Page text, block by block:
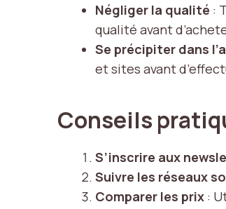
Négliger la qualité :
qualité avant
Se précipiter dans
et sites avant
Conseils
S’inscrire aux
Suivre les réseaux
Comparer les prix :